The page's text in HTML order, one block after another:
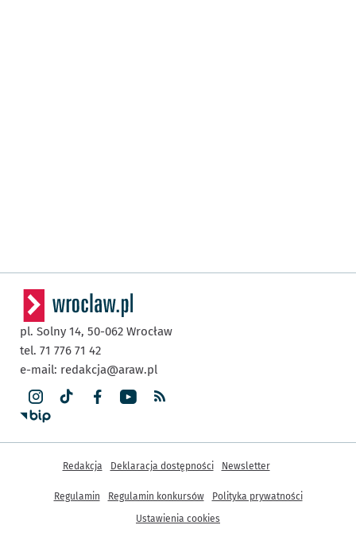
pl. Solny 14, 50-062 Wrocław
tel. 71 776 71 42
e-mail: redakcja@araw.pl
Inne informacje
Redakcja Deklaracja dostępności Newsletter
Regulamin Regulamin konkursów
Polityka prywatności
Ustawienia cookies